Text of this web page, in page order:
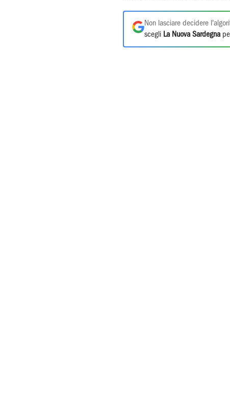
Non lasciare decidere
scegli La Nuova Sardegna